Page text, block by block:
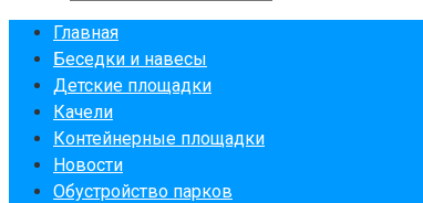
Главная
Беседки и навесы
Детские площадки
Качели
Контейнерные площадки
Новости
Обустройство парков